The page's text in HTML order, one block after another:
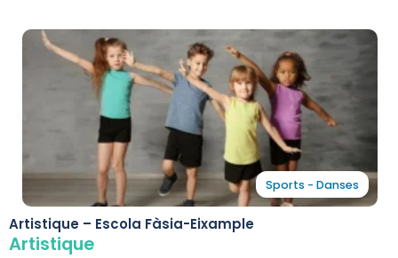
Sports - Danses
Artistique – Escola Fàsia-Eixample
Artistique